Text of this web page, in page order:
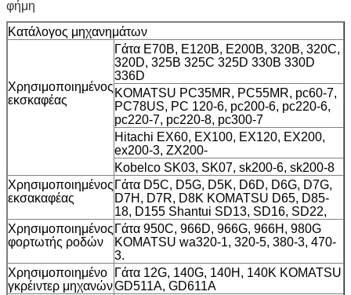
φήμη
Κατάλογος μηχανημάτων
Χρησιμοποιημένος
εκσκαφέας
Γάτα E70B, E120B, E200B, 320B, 320C,
320D, 325B 325C 325D 330B 330D
336D
KOMATSU PC35MR, PC55MR, pc60-7,
PC78US, PC 120-6, pc200-6, pc220-6,
pc220-7, pc220-8, pc300-7
Hitachi EX60, EX100, EX120, EX200,
ex200-3, ZX200-
Kobelco SK03, SK07, sk200-6, sk200-8
Χρησιμοποιημένος
εκσακαφέας
Γάτα D5C, D5G, D5K, D6D, D6G, D7G,
D7H, D7R, D8K KOMATSU D65, D85-
18, D155 Shantui SD13, SD16, SD22,
Χρησιμοποιημένος
φορτωτής ροδών
Γάτα 950C, 966D, 966G, 966H, 980G
KOMATSU wa320-1, 320-5, 380-3, 470-
3.
Χρησιμοποιημένο
γκρέιντερ μηχανών
Γάτα 12G, 140G, 140H, 140K KOMATSU
GD511A, GD611A